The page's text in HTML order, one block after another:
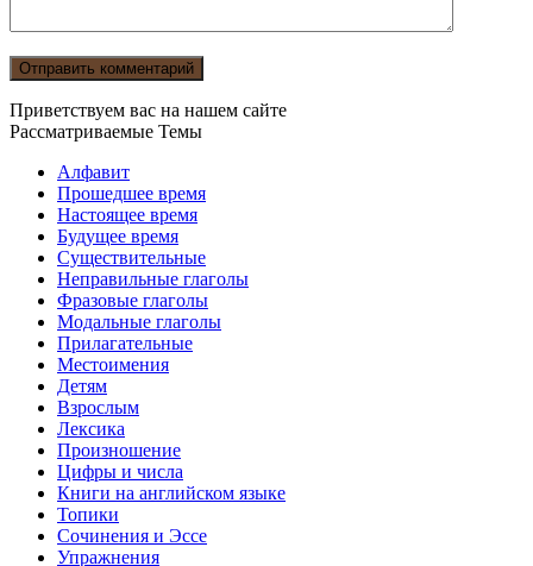
Приветствуем вас на нашем сайте
Рассматриваемые Темы
Алфавит
Прошедшее время
Настоящее время
Будущее время
Существительные
Неправильные глаголы
Фразовые глаголы
Модальные глаголы
Прилагательные
Местоимения
Детям
Взрослым
Лексика
Произношение
Цифры и числа
Книги на английском языке
Топики
Сочинения и Эссе
Упражнения